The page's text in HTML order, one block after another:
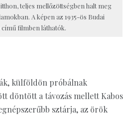
teljes mellőzöttségben halt meg
A képen az 1935-ös Budai
című filmben láthatók.
külföldön próbálnak
döntött a távozás mellett Kabos
sztárja, az örök